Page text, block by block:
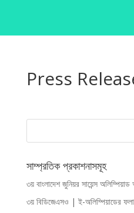
Press
সাম্প্রতিক প্রকাশনাসমূহ
৩য় বাংলাদেশ জুনিয়র সায়েন্স অলিম্পিয়াড
৩য় বিডিজেএসও | ই-অলিম্পিয়াডের